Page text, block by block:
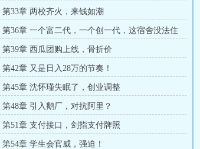
第33章 两校齐火，来钱如潮
第36章 一个富二代，一个创一代，这宿舍没法住
了！
第39章 西瓜团购上线，骨折价
第42章 又是日入28万的节奏！
第45章 沈怀瑾失眠了，创业调整
第48章 引入鹅厂，对抗阿里？
第51章 支付接口，剑指支付牌照
第54章 学生会官威，强迫！